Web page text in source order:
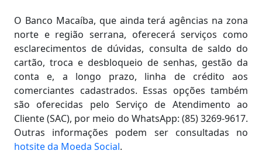
O Banco Macaíba, que ainda terá agências na zona
norte e região serrana, oferecerá serviços como
esclarecimentos de dúvidas, consulta de saldo do
cartão, troca e desbloqueio de senhas, gestão da
conta e, a longo prazo, linha de crédito aos
comerciantes cadastrados. Essas opções também
são oferecidas pelo Serviço de Atendimento ao
Cliente (SAC), por meio do WhatsApp: (85) 3269-9617.
Outras informações podem ser consultadas no
hotsite da Moeda Social.